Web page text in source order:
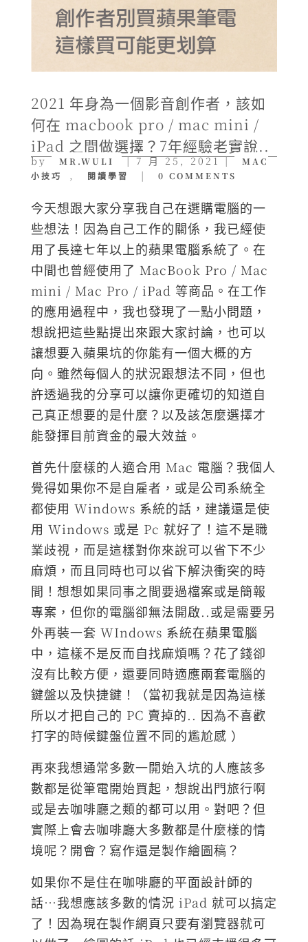
2021 年身為一個影音創作者，該如
何在 macbook pro / mac mini /
iPad 之間做選擇？7年經驗老實說..
by MR.WULI |7 月 25, 2021|
MAC
小技巧
, 閱讀學習 | 0 COMMENTS
今天想跟大家分享我自己在選購電腦的一
些想法！因為自己工作的關係，我已經使
用了長達七年以上的蘋果電腦系統了。在
中間也曾經使用了 MacBook Pro / Mac
mini / Mac Pro / iPad 等商品。在工作
的應用過程中，我也發現了一點小問題，
想說把這些點提出來跟大家討論，也可以
讓想要入蘋果坑的你能有一個大概的方
向。雖然每個人的狀況跟想法不同，但也
許透過我的分享可以讓你更確切的知道自
己真正想要的是什麼？以及該怎麼選擇才
能發揮目前資金的最大效益。
首先什麼樣的人適合用 Mac 電腦？我個人
覺得如果你不是自雇者，或是公司系統全
都使用 Windows 系統的話，建議還是使
用 Windows 或是 Pc 就好了！這不是職
業歧視，而是這樣對你來說可以省下不少
麻煩，而且同時也可以省下解決衝突的時
間！想想如果同事之間要過檔案或是簡報
專案，但你的電腦卻無法開啟..或是需要另
外再裝一套 WIndows 系統在蘋果電腦
中，這樣不是反而自找麻煩嗎？花了錢卻
沒有比較方便，還要同時適應兩套電腦的
鍵盤以及快捷鍵！（當初我就是因為這樣
所以才把自己的 PC 賣掉的.. 因為不喜歡
打字的時候鍵盤位置不同的尷尬感 ）
再來我想通常多數一開始入坑的人應該多
數都是從筆電開始買起，想說出門旅行啊
或是去咖啡廳之類的都可以用。對吧？但
實際上會去咖啡廳大多數都是什麼樣的情
境呢？開會？寫作還是製作繪圖稿？
如果你不是住在咖啡廳的平面設計師的
話…我想應該多數的情況 iPad 就可以搞定
了！因為現在製作網頁只要有瀏覽器就可